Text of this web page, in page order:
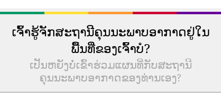
ເຈົ້າຮູ້ຈັກສະຖານີຄຸນນະພາບອາກາດຢູ່ໃນ
ພື້ນທີ່ຂອງເຈົ້າບໍ?
ເປັນຫຍັງບໍ່ເຂົ້າຮ່ວມແຜນທີ່ກັບສະຖານີ
ຄຸນນະພາບອາກາດຂອງທ່ານເອງ?